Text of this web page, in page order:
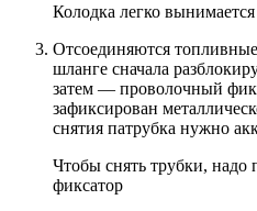
Колодка легко вынимается
Отсоединяются
шланге сначала
затем — проволочный
зафиксирован
снятия патрубка нужно
Чтобы снять трубки, надо
фиксатор